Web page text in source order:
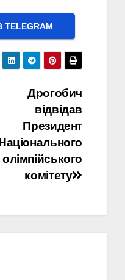
Дрогобич
відвідав
Президент
олімпійського
комітету